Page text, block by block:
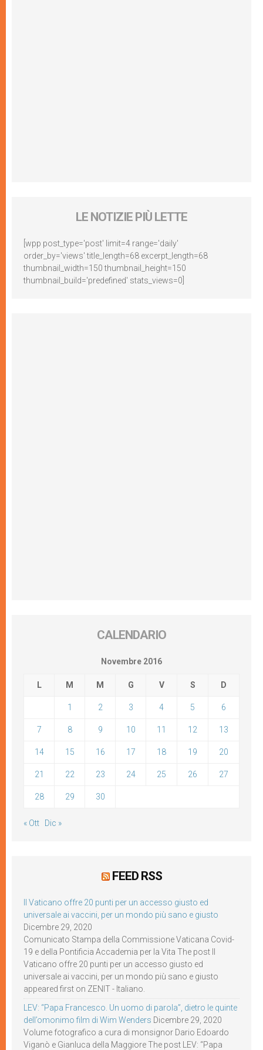
LE NOTIZIE PIÙ LETTE
[wpp post_type='post' limit=4 range='daily'
order_by='views' title_length=68 excerpt_length=68
thumbnail_width=150 thumbnail_height=150
thumbnail_build='predefined' stats_views=0]
CALENDARIO
Novembre 2016
L M M G V S D
1 2 3 4 5 6
7 8 9 10 11 12 13
14 15 16 17 18 19 20
21 22 23 24 25 26 27
28 29 30
« Ott Dic »
FEED RSS
Il Vaticano offre 20 punti per un accesso giusto ed
universale ai vaccini, per un mondo più sano e giusto
Dicembre 29, 2020
Comunicato Stampa della Commissione Vaticana Covid-
19 e della Pontificia Accademia per la Vita The post Il
Vaticano offre 20 punti per un accesso giusto ed
universale ai vaccini, per un mondo più sano e giusto
appeared first on ZENIT - Italiano.
LEV: “Papa Francesco. Un uomo di parola”, dietro le quinte
dell’omonimo film di Wim Wenders Dicembre 29, 2020
Volume fotografico a cura di monsignor Dario Edoardo
Viganò e Gianluca della Maggiore The post LEV: “Papa